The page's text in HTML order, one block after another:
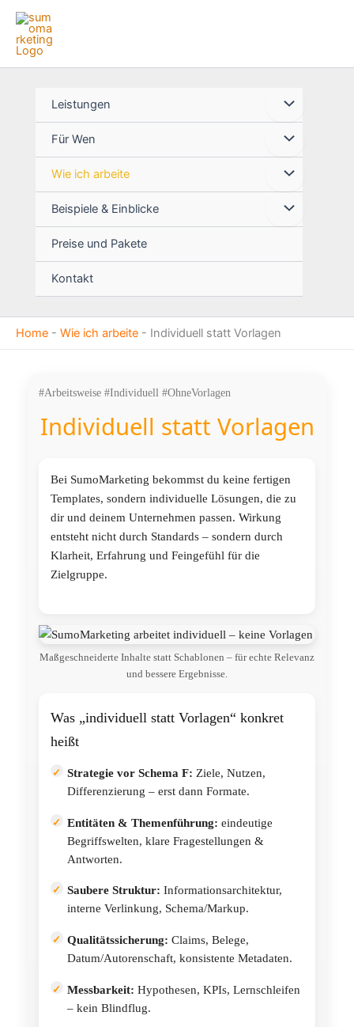
Zum
Inhalt
springen
Leistungen
Für Wen
Wie ich arbeite
Beispiele & Einblicke
Preise und Pakete
Kontakt
Home - Wie ich arbeite - Individuell statt Vorlagen
#Arbeitsweise #Individuell #OhneVorlagen
Individuell statt Vorlagen
Bei SumoMarketing bekommst du keine fertigen
Templates, sondern individuelle Lösungen, die zu
dir und deinem Unternehmen passen. Wirkung
entsteht nicht durch Standards – sondern durch
Klarheit, Erfahrung und Feingefühl für die
Zielgruppe.
Maßgeschneiderte Inhalte statt Schablonen – für echte Relevanz
und bessere Ergebnisse.
Was „individuell statt Vorlagen“ konkret
heißt
Strategie vor Schema F: Ziele, Nutzen,
Differenzierung – erst dann Formate.
Entitäten & Themenführung: eindeutige
Begriffswelten, klare Fragestellungen &
Antworten.
Saubere Struktur: Informationsarchitektur,
interne Verlinkung, Schema/Markup.
Qualitätssicherung: Claims, Belege,
Datum/Autorenschaft, konsistente Metadaten.
Messbarkeit: Hypothesen, KPIs, Lernschleifen
– kein Blindflug.